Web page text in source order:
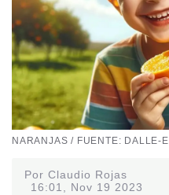
NARANJAS / FUENTE: DALLE-E
Por Claudio Rojas
16:01, Nov 19 2023